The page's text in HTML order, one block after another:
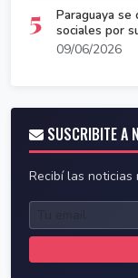
5
Paraguaya
sociales por
09/06/2026
SUSCRIBITE A
Recibí las noticias